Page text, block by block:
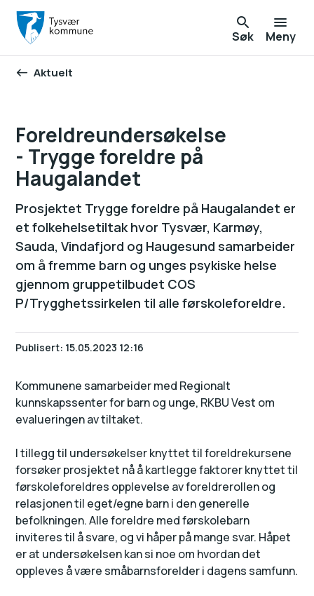
Søk Meny
Du er her:
Aktuelt
Foreldreundersøkelse
- Trygge foreldre på
Haugalandet
Prosjektet Trygge foreldre på Haugalandet er
et folkehelsetiltak hvor Tysvær, Karmøy,
Sauda, Vindafjord og Haugesund samarbeider
om å fremme barn og unges psykiske helse
gjennom gruppetilbudet COS
P/Trygghetssirkelen til alle førskoleforeldre.
Publisert 15.05.2023 12:16
Kommunene samarbeider med Regionalt
kunnskapssenter for barn og unge, RKBU Vest om
evalueringen av tiltaket.
I tillegg til undersøkelser knyttet til foreldrekursene
forsøker prosjektet nå å kartlegge faktorer knyttet til
førskoleforeldres opplevelse av foreldrerollen og
relasjonen til eget/egne barn i den generelle
befolkningen. Alle foreldre med førskolebarn
inviteres til å svare, og vi håper på mange svar. Håpet
er at undersøkelsen kan si noe om hvordan det
oppleves å være småbarnsforelder i dagens samfunn.